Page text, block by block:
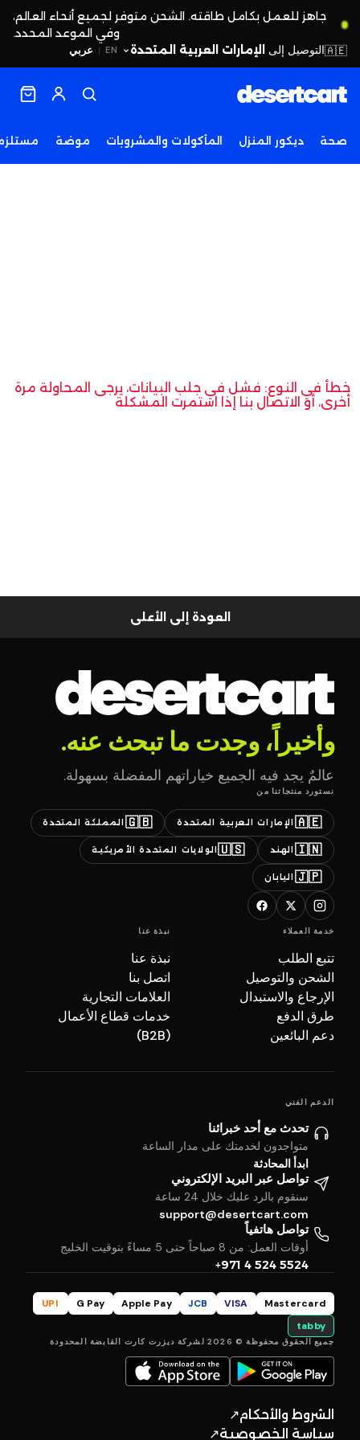
جاهز للعمل بكامل طاقته. الشحن متوفر لجميع أنحاء العالم،
وفي الموعد المحدد.
EN
| عربي 🇦🇪التوصيل إلى الإمارات العربية المتحدة
صحة ديكور المنزل المأكولات والمشروبات موضة
خطأ في النوع: فشل في جلب البيانات، يرجى المحاولة مرة
أخرى، أو الاتصال بنا إذا استمرت المشكلة
العودة إلى الأعلى
وأخيراً، وجدت ما تبحث عنه.
عالمٌ يجد فيه الجميع خياراتهم المفضلة بسهولة.
نستورد منتجاتنا من
🇦🇪 الإمارات العربية المتحدة 🇬🇧 المملكة المتحدة
🇮🇳 الهند 🇺🇸الولايات المتحدة الأمريكية
🇯🇵 اليابان
خدمة العملاء
تتبع الطلب
الشحن والتوصيل
الإرجاع والاستبدال
طرق الدفع
دعم البائعين
نبذة عنا
نبذة عنا
اتصل بنا
العلامات التجارية
خدمات قطاع الأعمال
(B2B)
الدعم الفني
تحدث مع أحد خبرائنا
متواجدون لخدمتك على مدار الساعة
ابدأ المحادثة
تواصل عبر البريد الإلكتروني
سنقوم بالرد عليك خلال 24 ساعة
support@desertcart.com
تواصل هاتفياً
أوقات العمل: من 8 صباحاً حتى 5 مساءً بتوقيت الخليج
+971 4 524 5524
Mastercard
VISA
JCB
Apple Pay
G Pay
UPI
tabby
جميع الحقوق محفوظة © 2026 لشركة ديزرت كارت القابضة المحدودة
الشروط والأحكام↗
سياسة الخصوصية↗